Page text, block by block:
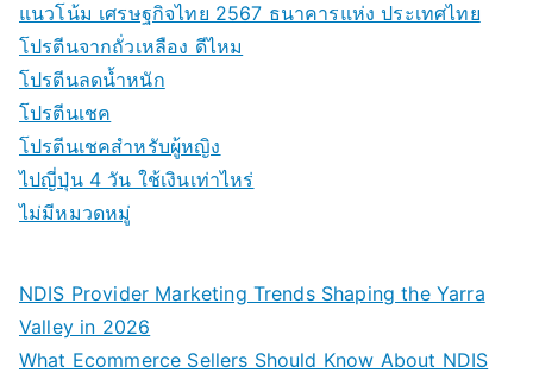
แนวโน้ม เศรษฐกิจไทย 2567 ธนาคารแห่ง ประเทศไทย
โปรตีนจากถั่วเหลือง ดีไหม
โปรตีนลดน้ำหนัก
โปรตีนเชค
โปรตีนเชคสำหรับผู้หญิง
ไปญี่ปุ่น 4 วัน ใช้เงินเท่าไหร่
ไม่มีหมวดหมู่
NDIS Provider Marketing Trends Shaping the Yarra
Valley in 2026
What Ecommerce Sellers Should Know About NDIS